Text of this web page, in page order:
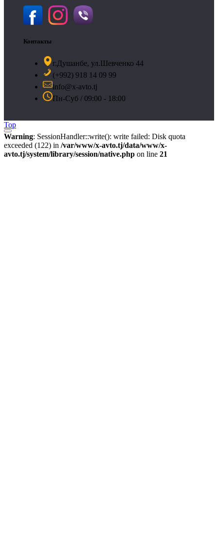
Контакты
г.Душанбе, ул.Шевченко 44
(+992) 918 14 09 99
info@x-avto.tj
Пн-Суб / 09:00 - 18:00
Top
Warning: SessionHandler::write(): write failed: Disk quota
exceeded (122) in /var/www/x-avto.tj/data/www/x-
avto.tj/system/library/session/native.php on line 21